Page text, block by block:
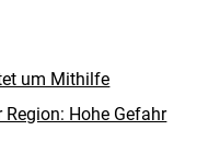
um Mithilfe
Hohe Gefahr